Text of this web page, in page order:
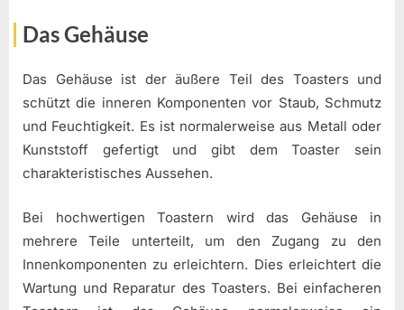
Das Gehäuse
Das Gehäuse ist der äußere Teil des Toasters und
schützt die inneren Komponenten vor Staub, Schmutz
und Feuchtigkeit. Es ist normalerweise aus Metall oder
Kunststoff gefertigt und gibt dem Toaster sein
charakteristisches Aussehen.
Bei hochwertigen Toastern wird das Gehäuse in
mehrere Teile unterteilt, um den Zugang zu den
Innenkomponenten zu erleichtern. Dies erleichtert die
Wartung und Reparatur des Toasters. Bei einfacheren